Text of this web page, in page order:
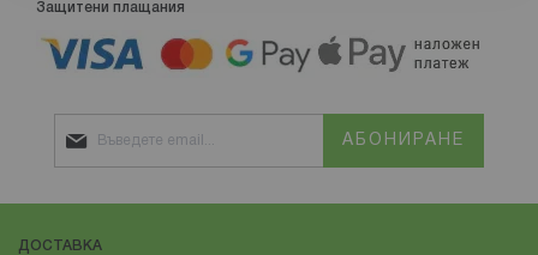
Защитени плащания
АБОНИРАНЕ
ДОСТАВКА